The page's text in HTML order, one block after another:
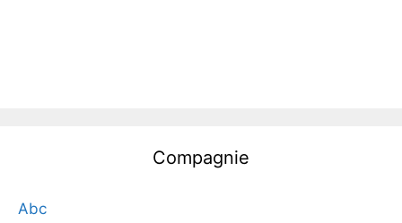
Compagnie
Abc